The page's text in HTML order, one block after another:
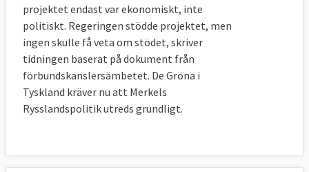
projektet endast var ekonomiskt, inte
politiskt. Regeringen stödde projektet, men
ingen skulle få veta om stödet, skriver
tidningen baserat på dokument från
förbundskanslersämbetet. De Gröna i
Tyskland kräver nu att Merkels
Rysslandspolitik utreds grundligt.